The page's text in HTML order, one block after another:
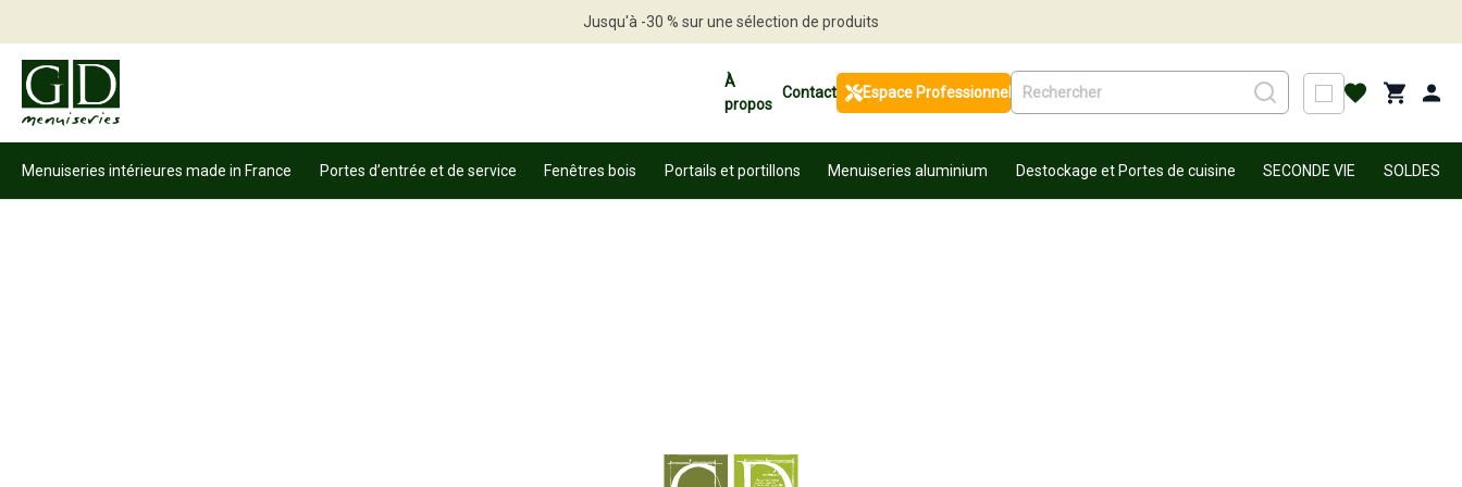
Jusqu'à -30 % sur une sélection de produits
À
propos
Contact Espace Professionnel
Menuiseries intérieures made in France Portes d’entrée et de service Fenêtres bois Portails et portillons Menuiseries aluminium Destockage et Portes de cuisine SECONDE VIE SOLDES